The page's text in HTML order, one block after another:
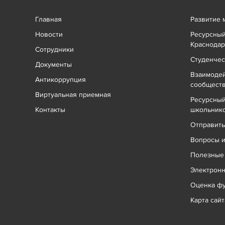
Главная
Новости
Сотрудники
Документы
Антикоррупция
Виртуальная приемная
Контакты
Развитие
Вопросы
Полезные
Оценка
Карта